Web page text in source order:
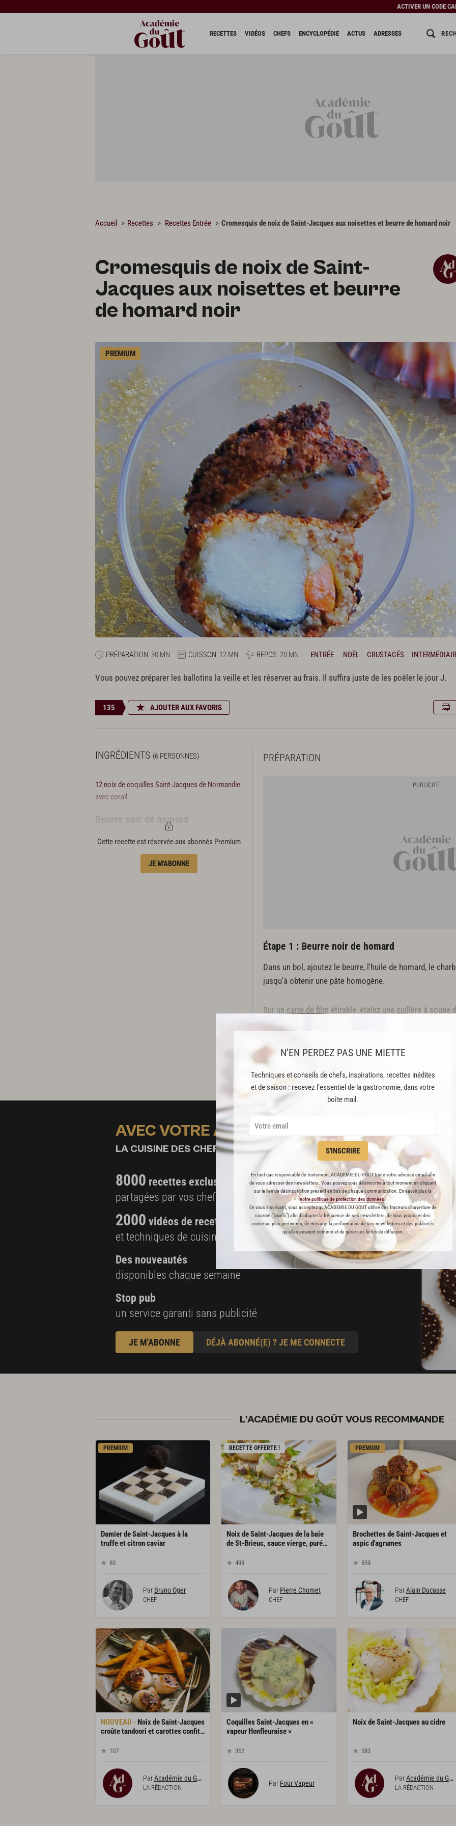
N’EN PERDEZ PAS UNE MIETTE
Techniques et conseils de chefs, inspirations, recettes inédites
et de saison : recevez l’essentiel de la gastronomie, dans votre
boîte mail.
S'INSCRIRE
En tant que responsable de traitement, ACADEMIE DU GOUT traite votre adresse email afin
de vous adresser des newsletters. Vous pouvez vous désinscrire à tout moment en cliquant
sur le lien de désinscription présent en bas de chaque communication. En savoir plus la
notre politique de protection des données.
En vous inscrivant, vous acceptez qu'ACADEMIE DU GOUT utilise des traceurs d’ouverture de
courriel (“pixels”) afin d’adapter la fréquence de ses newsletters, de vous proposer des
contenus plus pertinents, de mesurer la performance de ses newsletters et des publicités
qu’elles peuvent contenir et de gérer ses listes de diffusion.
ACTIVER UN CODE
RECETTES VIDÉOS CHEFS ENCYCLOPÉDIE ACTUS ADRESSES
Accueil Recettes Recettes Entrée Cromesquis de noix de Saint-Jacques aux noisettes et beurre de homard noir
Cromesquis de noix de Saint-
Jacques aux noisettes et beurre
de homard noir
PREMIUM
PRÉPARATION 30 MN CUISSON 12 MN REPOS 20 MN ENTRÉE NOËL CRUSTACÉS
Vous pouvez préparer les ballotins la veille et les réserver au frais. Il suffira juste de les poêler le jour J.
135 AJOUTER AUX FAVORIS
INGRÉDIENTS (6 PERSONNES)
12 noix de coquilles Saint-Jacques de Normandie
avec corail
Beurre noir de homard
125 g de beurre mou
1 cuillère à soupe d'huile de homard
Charbon actif en poudre,
Cette recette est réservée aux abonnés Premium
JE M'ABONNE
PRÉPARATION
Étape 1 : Beurre noir de homard
Dans un bol, ajoutez le beurre, l'huile de homard, le
jusqu'à obtenir une pâte homogène.
Sur un carré de film étirable, étalez une cuillère à soupe
(assez large pour enrober une noix). Mettez au centre
chaque noix. Réservez au réfrigérateur pour faire durcir.
Cette recette est réservée aux abonnés Premium
AVEC VOTRE ABONNEMENT PREMIUM
LA CUISINE DES CHEFS, ENFIN ACCESSIBLE !
8000 recettes exclusives
partagées par vos chefs préférés
2000 vidéos de recettes
et techniques de cuisine et pâtisserie
Des nouveautés
disponibles chaque semaine
Stop pub
un service garanti sans publicité
JE M'ABONNE DÉJÀ ABONNÉ(E) ? JE ME CONNECTE
L'ACADÉMIE DU GOÛT VOUS RECOMMANDE
PREMIUM
Damier de Saint-Jacques à la
truffe et citron caviar
80
Par Bruno Oger
CHEF
RECETTE OFFERTE !
Noix de Saint-Jacques de la baie
de St-Brieuc, sauce vierge, purée de topinambours au café
499
Par Pierre Chomet
CHEF
PREMIUM
Brochettes de Saint-Jacques et
aspic d'agrumes
859
ParAlain Ducasse
CHEF
Noix de Saint-Jacques
croûte tandoori et carottes confites
107
ParAcadémie du Goût
LA RÉDACTION
Coquilles Saint-Jacques en «
vapeur Honfleuraise »
352
Par Four Vapeur
NoixdeSaint-Jacquesaucidre
583
ParAcadémie du Goût
LA RÉDACTION
CHARGEMENT…